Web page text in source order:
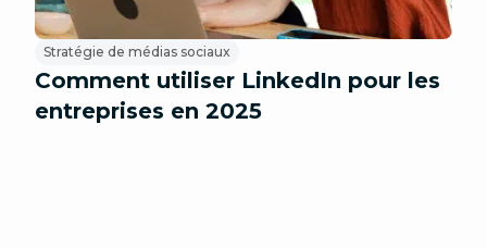
Stratégie de médias sociaux
Comment utiliser LinkedIn pour les
entreprises en 2025